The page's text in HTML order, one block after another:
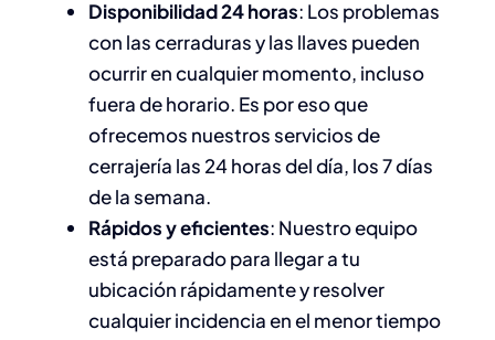
Disponibilidad 24 horas: Los problemas
con las cerraduras y las llaves pueden
ocurrir en cualquier momento, incluso
fuera de horario. Es por eso que
ofrecemos nuestros servicios de
cerrajería las 24 horas del día, los 7 días
de la semana.
Rápidos y eficientes: Nuestro equipo
está preparado para llegar a tu
ubicación rápidamente y resolver
cualquier incidencia en el menor tiempo